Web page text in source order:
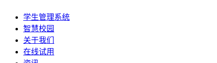
学生管理系统
智慧校园
关于我们
在线试用